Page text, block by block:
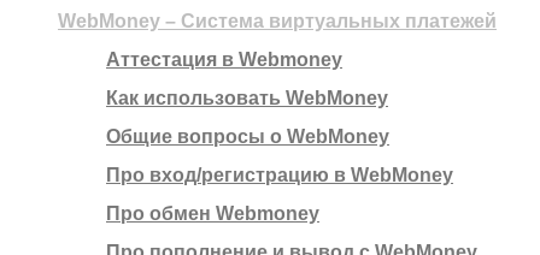
WebMoney – Система виртуальных платежей
Аттестация в Webmoney
Как использовать WebMoney
Общие вопросы о WebMoney
Про вход/регистрацию в WebMoney
Про обмен Webmoney